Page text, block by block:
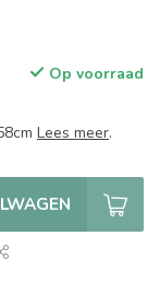
Op voorraad
Lees meer.